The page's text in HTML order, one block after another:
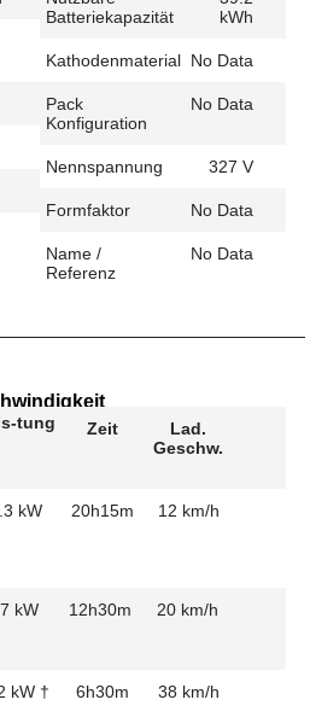
Batteriekapazität
kWh
Kathodenmaterial No Data
Pack
Konfiguration
No Data
Nennspannung 327 V
Formfaktor No Data
Name /
Referenz
No Data
tung Zeit
Lad.
Geschw.
kW 20h15m 12 km/h
kW 12h30m 20 km/h
kW † 6h30m 38 km/h